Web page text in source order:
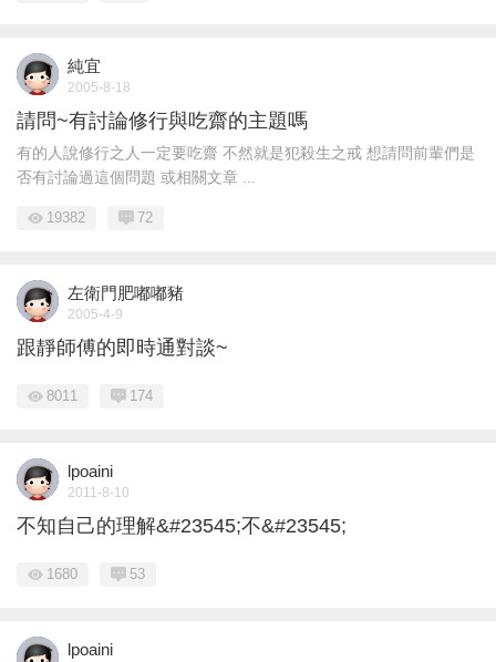
純宜
2005-8-18
請問~有討論修行與吃齋的主題嗎
有的人說修行之人一定要吃齋 不然就是犯殺生之戒 想請問前輩們是
否有討論過這個問題 或相關文章 ...
19382 72
左衛門肥嘟嘟豬
2005-4-9
跟靜師傅的即時通對談~
8011 174
lpoaini
2011-8-10
不知自己的理解&#23545;不&#23545;
1680 53
lpoaini